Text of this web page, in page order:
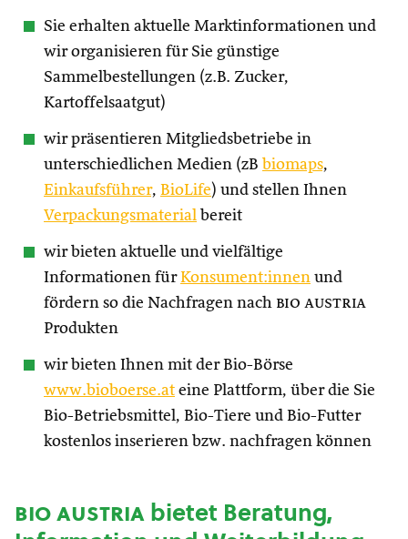
Sie erhalten aktuelle Marktinformationen und
wir organisieren für Sie günstige
Sammelbestellungen (z.B. Zucker,
Kartoffelsaatgut)
wir präsentieren Mitgliedsbetriebe in
unterschiedlichen Medien (zB biomaps,
Einkaufsführer, BioLife) und stellen Ihnen
Verpackungsmaterial bereit
wir bieten aktuelle und vielfältige
Informationen fürKonsument:innen und
fördern so die Nachfragen nach bio austria
Produkten
wir bieten Ihnen mit der Bio-Börse
www.bioboerse.at eine Plattform, über die Sie
Bio-Betriebsmittel, Bio-Tiere und Bio-Futter
kostenlos inserieren bzw. nachfragen können
bio austriabietet Beratung,